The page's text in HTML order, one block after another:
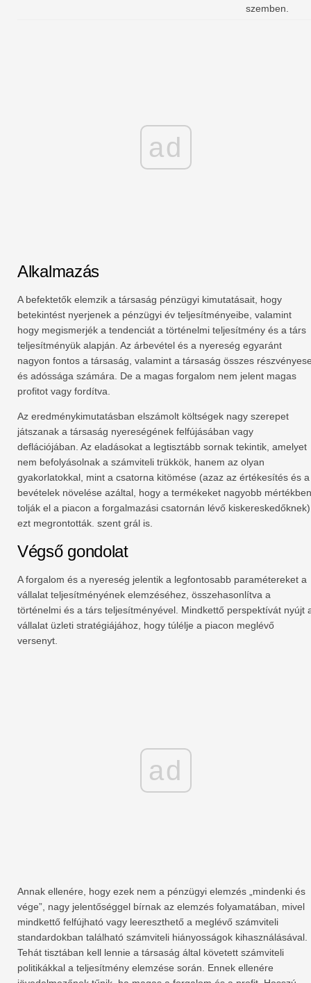
szemben.
ad
Alkalmazás
A befektetők elemzik a társaság pénzügyi kimutatásait, hogy
betekintést nyerjenek a pénzügyi év teljesítményeibe, valamint
hogy megismerjék a tendenciát a történelmi teljesítmény és a társ
teljesítményük alapján. Az árbevétel és a nyereség egyaránt
nagyon fontos a társaság, valamint a társaság összes
és adóssága számára. De a magas forgalom nem jelent magas
profitot vagy fordítva.
Az eredménykimutatásban elszámolt költségek nagy szerepet
játszanak a társaság nyereségének felfújásában vagy
deflációjában. Az eladásokat a legtisztább sornak tekintik, amelyet
nem befolyásolnak a számviteli trükkök, hanem az olyan
gyakorlatokkal, mint a csatorna kitömése (azaz az értékesítés és a
bevételek növelése azáltal, hogy a termékeket nagyobb mértékben
tolják el a piacon a forgalmazási csatornán lévő
ezt megrontották. szent grál is.
Végső gondolat
A forgalom és a nyereség jelentik a legfontosabb paramétereket a
vállalat teljesítményének elemzéséhez, összehasonlítva a
történelmi és a társ teljesítményével. Mindkettő perspektívát nyújt
vállalat üzleti stratégiájához, hogy túlélje a piacon meglévő
versenyt.
ad
Annak ellenére, hogy ezek nem a pénzügyi elemzés „mindenki és
vége”, nagy jelentőséggel bírnak az elemzés folyamatában, mivel
mindkettő felfújható vagy leereszthető a meglévő számviteli
standardokban található számviteli hiányosságok kihasználásával.
Tehát tisztában kell lennie a társaság által követett számviteli
politikákkal a teljesítmény elemzése során. Ennek ellenére